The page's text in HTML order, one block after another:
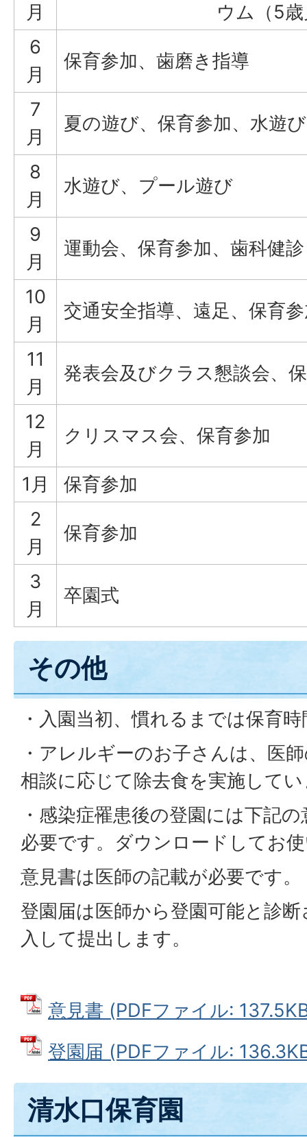
月
ウム（5
6
月
保育参加、歯磨き指導
7
月
夏の遊び、保育参加、水遊
8
月
水遊び、プール遊び
9
月
運動会、保育参加、歯科健診
10
月
交通安全指導、遠足、保育
11
月
発表会及びクラス懇談会、
12
月
クリスマス会、保育参加
1月
保育参加
2
月
保育参加
3
月
卒園式
その他
・入園当初、慣れるまでは保育
・アレルギーのお子さんは、医
相談に応じて除去食を実施して
・感染症罹患後の登園には下記
必要です。ダウンロードしてお
意見書は医師の記載が必要です。
登園届は医師から登園可能と診
入して提出します。
意見書 (PDFファイル:
登園届 (PDFファイル:
清水口保育園